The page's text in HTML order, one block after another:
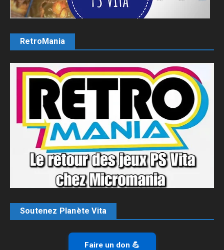
RetroMania
Soutenez Planète Vita
Faire un don 💪